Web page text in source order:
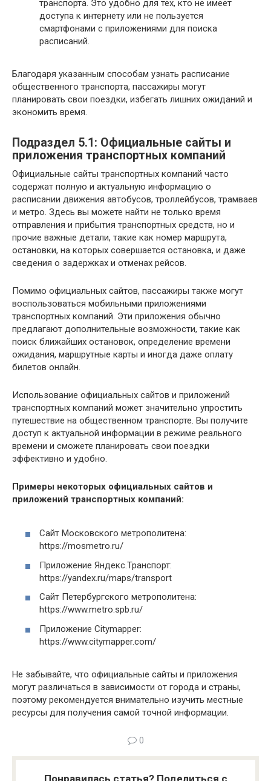
транспорта. Это удобно для тех, кто не имеет
доступа к интернету или не пользуется
смартфонами с приложениями для поиска
расписаний.
Благодаря указанным способам узнать расписание
общественного транспорта, пассажиры могут
планировать свои поездки, избегать лишних ожиданий и
экономить время.
Подраздел 5.1: Официальные сайты и
приложения транспортных компаний
Официальные сайты транспортных компаний часто
содержат полную и актуальную информацию о
расписании движения автобусов, троллейбусов, трамваев
и метро. Здесь вы можете найти не только время
отправления и прибытия транспортных средств, но и
прочие важные детали, такие как номер маршрута,
остановки, на которых совершается остановка, и даже
сведения о задержках и отменах рейсов.
Помимо официальных сайтов, пассажиры также могут
воспользоваться мобильными приложениями
транспортных компаний. Эти приложения обычно
предлагают дополнительные возможности, такие как
поиск ближайших остановок, определение времени
ожидания, маршрутные карты и иногда даже оплату
билетов онлайн.
Использование официальных сайтов и приложений
транспортных компаний может значительно упростить
путешествие на общественном транспорте. Вы получите
доступ к актуальной информации в режиме реального
времени и сможете планировать свои поездки
эффективно и удобно.
Примеры некоторых официальных сайтов и
приложений транспортных компаний:
Сайт Московского метрополитена:
https://mosmetro.ru/
Приложение Яндекс.Транспорт:
https://yandex.ru/maps/transport
Сайт Петербургского метрополитена:
https://www.metro.spb.ru/
Приложение Citymapper:
https://www.citymapper.com/
Не забывайте, что официальные сайты и приложения
могут различаться в зависимости от города и страны,
поэтому рекомендуется внимательно изучить местные
ресурсы для получения самой точной информации.
0
Понравилась статья? Поделиться с